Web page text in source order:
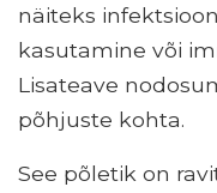
näiteks
kasutamine või
Lisateave
põhjuste kohta.
See põletik on